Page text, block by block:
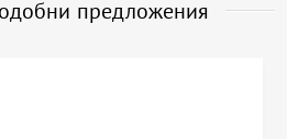
предложения